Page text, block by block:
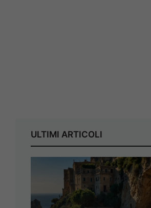
ULTIMI ARTICOLI